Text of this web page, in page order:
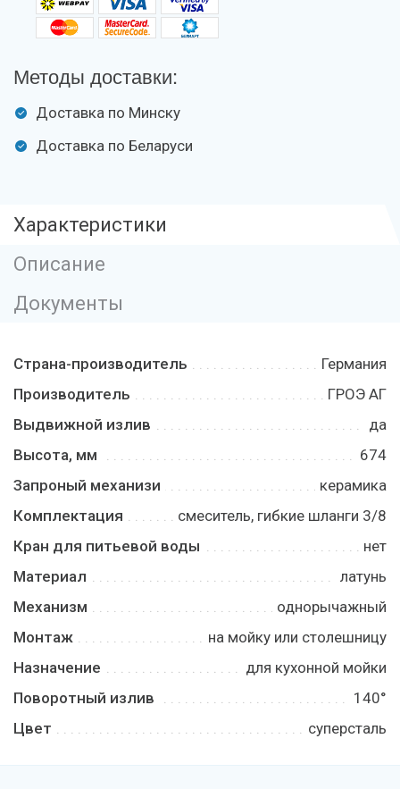
Методы доставки:
Доставка по Минску
Доставка по Беларуси
Характеристики
Описание
Документы
Страна-производитель
Германия
Производитель
ГРОЭ АГ
Выдвижной излив
да
Высота, мм
674
Запроный механизи
керамика
Комплектация
смеситель, гибкие шланги 3/8
Кран для питьевой воды
нет
Материал
латунь
Механизм
однорычажный
Монтаж
на мойку или столешницу
Назначение
для кухонной мойки
Поворотный излив
140°
Цвет
суперсталь